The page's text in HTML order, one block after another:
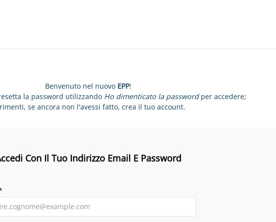
Benvenuto nel nuovo EPP!
la password utilizzando Ho dimenticato la passwordper accedere;
se ancora non l'avessi fatto, crea il tuo account.
Con Il Tuo Indirizzo Email E Password